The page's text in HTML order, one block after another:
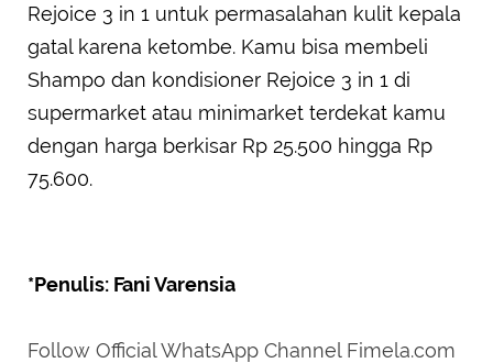
Rejoice 3 in 1 untuk permasalahan kulit kepala
gatal karena ketombe. Kamu bisa membeli
Shampo dan kondisioner Rejoice 3 in 1 di
supermarket atau minimarket terdekat kamu
dengan harga berkisar Rp 25.500 hingga Rp
75.600.
*Penulis: Fani Varensia
Follow Official WhatsApp Channel Fimela.com